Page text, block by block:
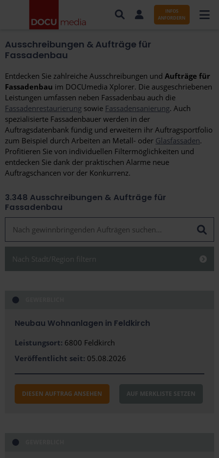
AUFTRÄGE NACH BRANCHE
AUFTRÄGE NACH ORT
SERVICES UND LEISTUNGEN
WISSENSWERTES
ÜBER DOCUMEDIA
KONTAKT
INFOS
ANFORDERN
Ausschreibungen & Aufträge für
Fassadenbau
Entdecken Sie zahlreiche Ausschreibungen und Aufträge für
Fassadenbau im DOCUmedia Xplorer. Die ausgeschriebenen
Leistungen umfassen neben Fassadenbau auch die
Fassadenrestaurierung sowie Fassadensanierung. Auch
spezialisierte Fassadenbauer werden in der
Auftragsdatenbank fündig und erweitern ihr Auftragsportfolio
zum Beispiel durch Arbeiten an Metall- oder Glasfassaden.
Profitieren Sie von individuellen Filtermöglichkeiten und
entdecken Sie dank der praktischen Alarme neue
Auftragschancen vor der Konkurrenz.
3.348 Ausschreibungen & Aufträge für
Fassadenbau
Nach Stadt/Region filtern
Dornbirn
Neubau Wohnanlagen in Feldkirch
Leistungsort: 6800 Feldkirch
Veröffentlicht seit: 05.08.2026
DIESEN AUFTRAG ANSEHEN AUF MERKLISTE SETZEN